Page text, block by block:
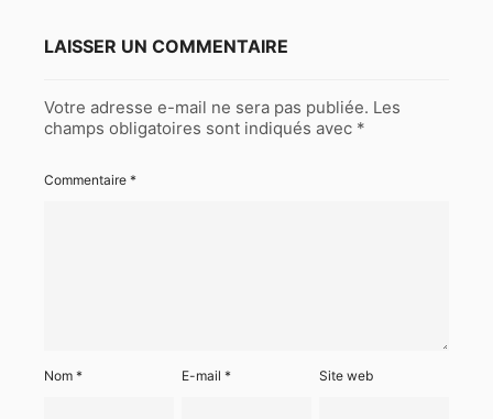
LAISSER UN COMMENTAIRE
Votre adresse e-mail ne sera pas publiée. Les
champs obligatoires sont indiqués avec *
Commentaire *
Nom * E-mail* Site web